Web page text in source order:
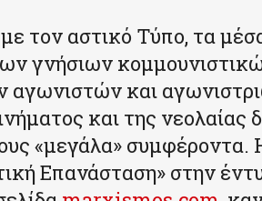
τον αστικό Τύπο, τα
γνήσιων
και
και της
«μεγάλα» συμφέροντα.
Επανάσταση» στην